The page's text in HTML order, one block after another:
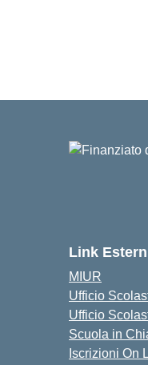
Link
MIUR
Ufficio
Ufficio
Scuola in
Iscrizioni On